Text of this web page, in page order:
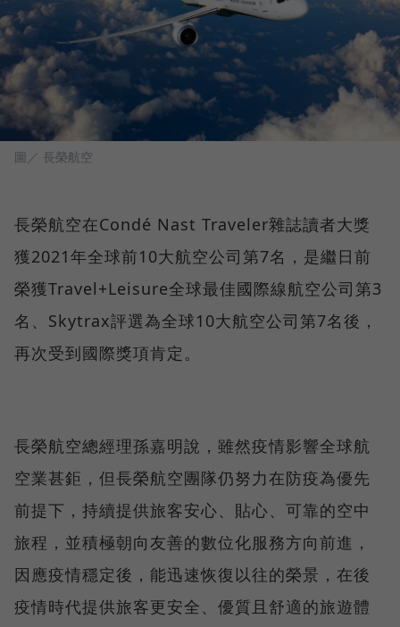
圖／ 長榮航空
長榮航空在Condé Nast Traveler雜誌讀者大獎
獲2021年全球前10大航空公司第7名，是繼日前
榮獲Travel+Leisure全球最佳國際線航空公司第3
名、Skytrax評選為全球10大航空公司第7名後，
再次受到國際獎項肯定。
長榮航空總經理孫嘉明說，雖然疫情影響全球航
空業甚鉅，但長榮航空團隊仍努力在防疫為優先
前提下，持續提供旅客安心、貼心、可靠的空中
旅程，並積極朝向友善的數位化服務方向前進，
因應疫情穩定後，能迅速恢復以往的榮景，在後
疫情時代提供旅客更安全、優質且舒適的旅遊體